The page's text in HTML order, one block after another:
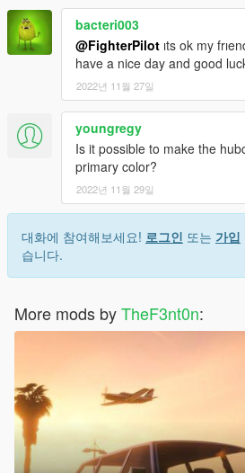
bacteri003
@FighterPilot ıts ok my
have a nice day and good
2022년 11월 27일
youngregy
Is it possible to make the
primary color?
2022년 11월 29일
대화에 참여해보세요! 로그인 또는 가입
습니다.
More mods byTheF3nt0n: